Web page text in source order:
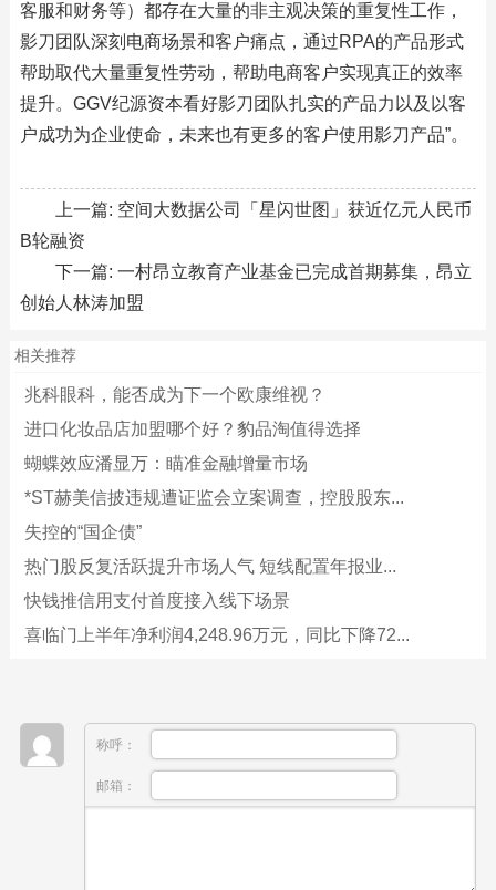
客服和财务等）都存在大量的非主观决策的重复性工作，
影刀团队深刻电商场景和客户痛点，通过RPA的产品形式
帮助取代大量重复性劳动，帮助电商客户实现真正的效率
提升。GGV纪源资本看好影刀团队扎实的产品力以及以客
户成功为企业使命，未来也有更多的客户使用影刀产品”。
上一篇: 空间大数据公司「星闪世图」获近亿元人民币
B轮融资
下一篇: 一村昂立教育产业基金已完成首期募集，昂立
创始人林涛加盟
相关推荐
兆科眼科，能否成为下一个欧康维视？
进口化妆品店加盟哪个好？豹品淘值得选择
蝴蝶效应潘显万：瞄准金融增量市场
*ST赫美信披违规遭证监会立案调查，控股股东...
失控的“国企债”
热门股反复活跃提升市场人气 短线配置年报业...
快钱推信用支付首度接入线下场景
喜临门上半年净利润4,248.96万元，同比下降72...
称呼：
邮箱：